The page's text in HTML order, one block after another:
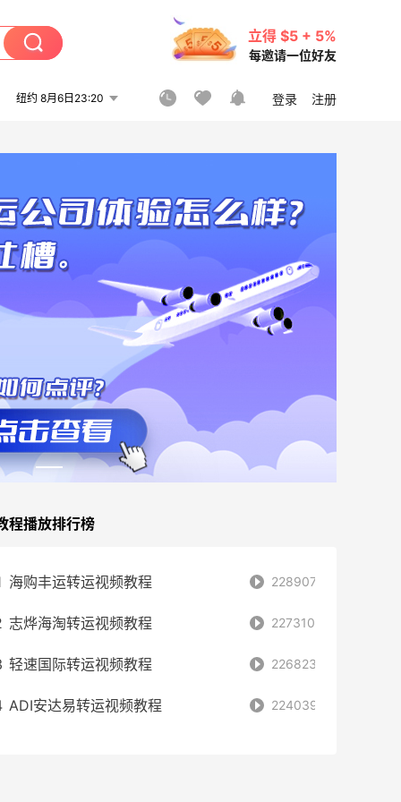
立得 $5 + 5%
每邀请一位好友
纽约 8月6日23:20 登录 注册
程播放排行榜
海购丰运转运视频教程 228907
志烨海淘转运视频教程 227310
轻速国际转运视频教程 226823
ADI安达易转运视频教程 224039